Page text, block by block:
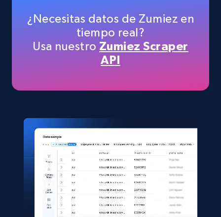
URL, Title, Available, Description, Currency, Initial
5.4K+
Shein- Products
Product name, Description, Initial price, Final
price, Currency, In stock, Color, Size, and more.
¿Necesitas datos de Zumiez en
tiempo real?
Usa nuestro Zumiez Scraper
API